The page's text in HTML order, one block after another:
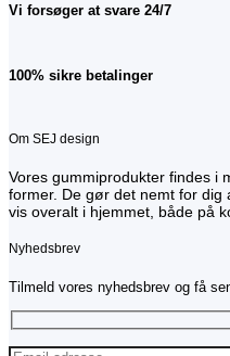
Vi forsøger at svare 24/7
100% sikre betalinger
Om SEJ design
Vores gummiprodukter findes i
former. De gør det nemt for dig
vis overalt i hjemmet, både på
Nyhedsbrev
Tilmeld vores nyhedsbrev og få